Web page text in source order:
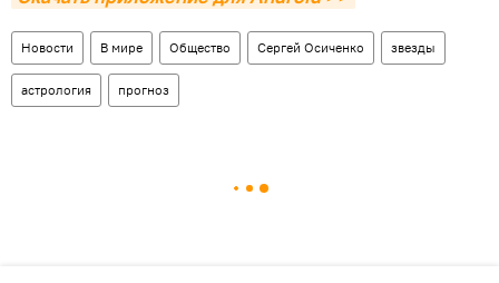
Новости В мире Общество Сергей Осиченко звезды
астрология прогноз